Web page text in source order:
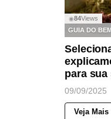
◉84Views
GUIA DO
para sua
09/09/2025
Veja Mais